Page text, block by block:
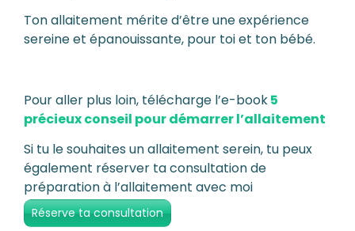
Ton allaitement mérite d’être une expérience
sereine et épanouissante, pour toi et ton bébé.
Pour aller plus loin, télécharge l’e-book5
précieux conseil pour démarrer l’allaitement
Si tu le souhaites un allaitement serein, tu peux
également réserver ta consultation de
préparation à l’allaitement avec moi
Réserve ta consultation